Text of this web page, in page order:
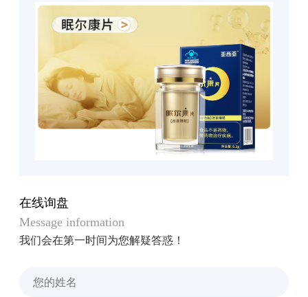
在线询盘
Message information
我们会在第一时间为您解疑答惑！